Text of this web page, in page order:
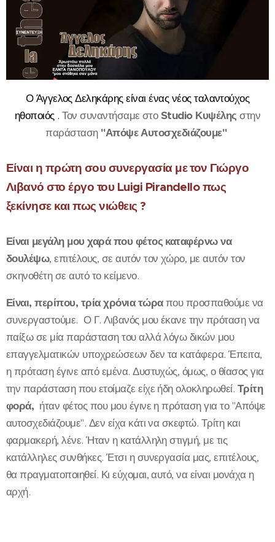
Ο Άγγελος Δεληκάρης είναι ένας νέος ταλαντούχος
ηθοποιός . Τον συναντήσαμε στο Studio Κυψέλης στην
παράσταση "Απόψε Αυτοσχεδιάζουμε"
Είναι η πρώτη σου συνεργασία με τον Γιώργο
Λιβανό στο έργο του Luigi Pirandello πως
ξεκίνησε και πως νιώθεις ?
Είναι μεγάλη μου χαρά που φέτος καταφέρνω να
δουλέψω, επιτέλους, σε αυτόν τον χώρο, με αυτόν τον
σκηνοθέτη σε αυτό το κείμενο.
Είναι, περίπου, τρία χρόνια τώραπου προσπαθούμε να
συνεργαστούμε. Ο Γ. Λιβανός μου έκανε την πρόταση να
παίξω σε μία παράσταση του αλλά λόγω δικών μου
επαγγελματικών υποχρεώσεων δεν τα κατάφερα. Έπειτα,
η πρόταση έγινε από εμένα. Δυστυχώς, όμως, ο θίασος για
την παράσταση που ετοίμαζε είχε ήδη ολοκληρωθεί. Τρίτη
φορά, ήταν φέτος που μου έγινε η πρόταση για το "Απόψε
αυτοσχεδιάζουμε". Δεν είχα κάτι να σκεφτώ. Τρίτη και
φαρμακερή, λένε. Ήταν η κατάλληλη στιγμή, με τις
κατάλληλες συνθήκες. Έτσι η συνεργασία μας, επιτέλους,
θα πραγματοποιηθεί. Κι εύχομαι, αυτό, να είναι μονάχα η
αρχή.